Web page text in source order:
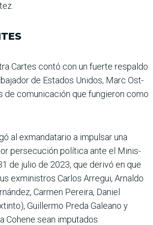
Cartes contó con un fuerte respaldo
de Estados Unidos, Marc Ost­
de comu­nicación que fungieron como
al exmandatario a impulsar una
persecu­ción política ante el Minis­
de julio de 2023, que derivó en que
exminis­tros Carlos Arregui, Arnaldo
Carmen Pereira, Daniel
Guillermo Preda Galeano y
Cohene sean imputados.